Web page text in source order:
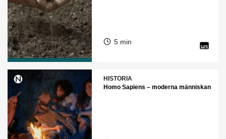
5 min
HISTORIA
Homo Sapiens – moderna människan